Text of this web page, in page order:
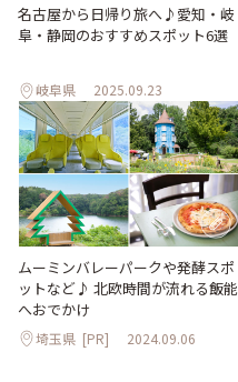
名古屋から日帰り旅へ♪愛知・岐
阜・静岡のおすすめスポット6選
岐阜県 2025.09.23
ムーミンバレーパークや発酵スポ
ットなど♪ 北欧時間が流れる飯能
へおでかけ
埼玉県 [PR] 2024.09.06